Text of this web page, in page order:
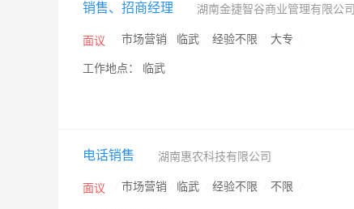
销售、招商经理 湖南金捷智谷商业管理有限公司
面议 市场营销 临武 经验不限 大专
工作地点： 临武
电话销售 湖南惠农科技有限公司
面议 市场营销 临武 经验不限 不限